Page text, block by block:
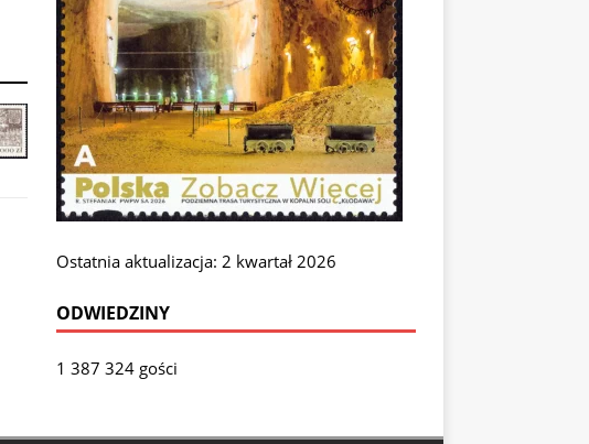
Ostatnia aktualizacja: 2 kwartał 2026
ODWIEDZINY
1 387 324 gości